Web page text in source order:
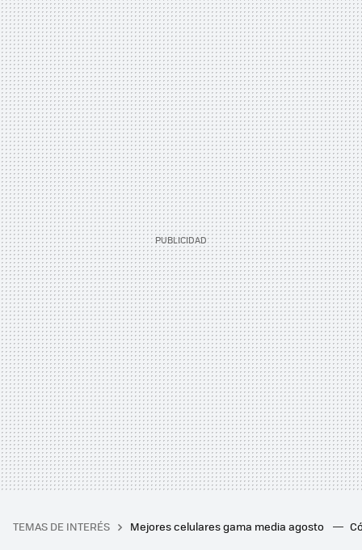
TEMAS DE INTERÉS Mejores celulares gama media agosto